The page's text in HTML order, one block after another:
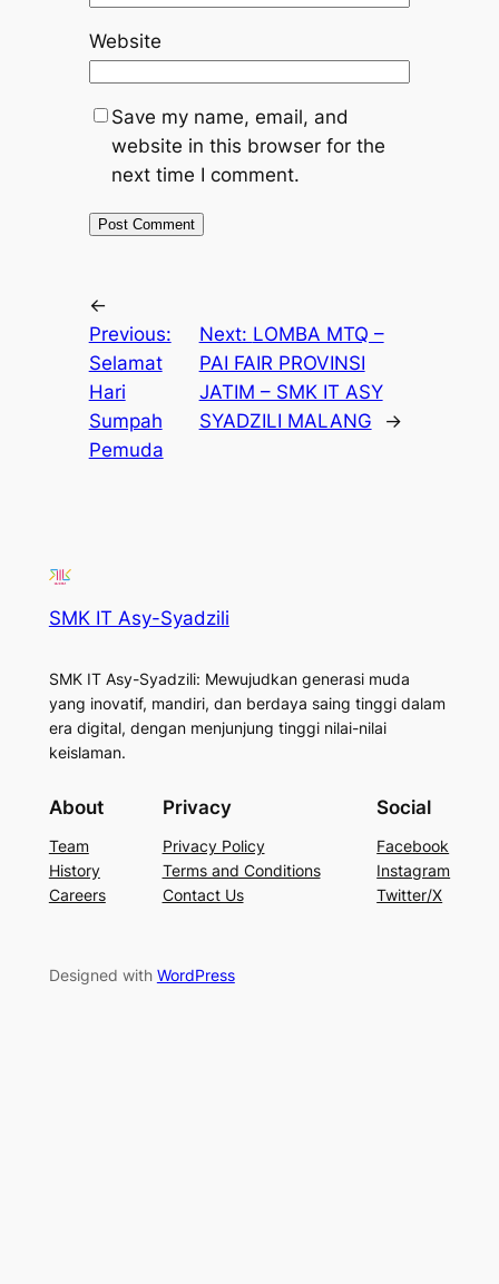
Website
Save my name, email, and
website in this browser for the
next time I comment.
←
Previous:
Selamat
Hari
Sumpah
Pemuda
Next: LOMBA MTQ –
PAI FAIR PROVINSI
JATIM – SMK IT ASY
SYADZILI MALANG
→
SMK IT Asy-Syadzili
SMK IT Asy-Syadzili: Mewujudkan generasi muda
yang inovatif, mandiri, dan berdaya saing tinggi dalam
era digital, dengan menjunjung tinggi nilai-nilai
keislaman.
About
Team
History
Careers
Privacy
Privacy Policy
Terms and Conditions
Contact Us
Social
Facebook
Instagram
Twitter/X
Designed with WordPress